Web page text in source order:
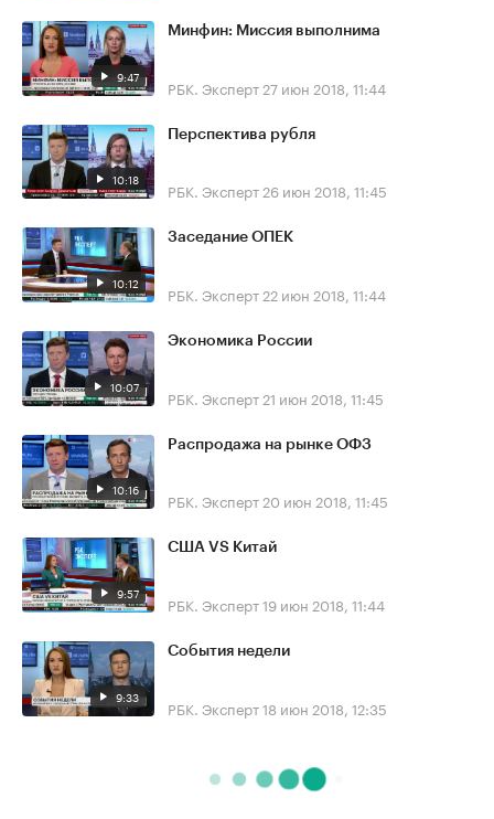
9:47
Минфин: Миссия выполнима
РБК. Эксперт 27 июн 2018, 11:44
10:18
Перспектива рубля
РБК. Эксперт 26 июн 2018, 11:45
10:12
Заседание ОПЕК
РБК. Эксперт 22 июн 2018, 11:44
10:07
Экономика России
РБК. Эксперт 21 июн 2018, 11:45
10:16
Распродажа на рынке ОФЗ
РБК. Эксперт 20 июн 2018, 11:45
9:57
США VS Китай
РБК. Эксперт19 июн 2018, 11:44
9:33
События недели
РБК. Эксперт18 июн 2018, 12:35